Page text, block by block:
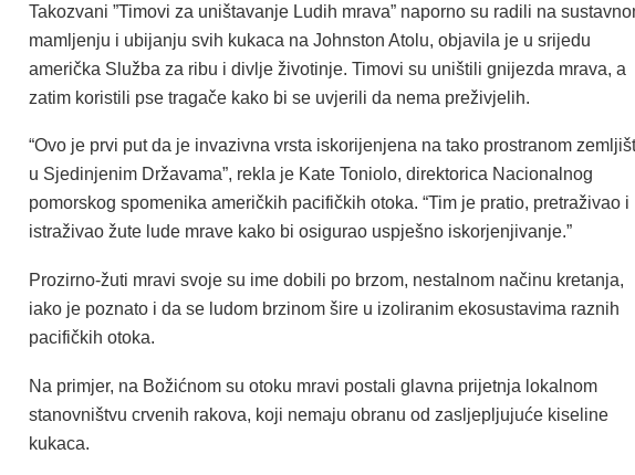
Takozvani ”Timovi za uništavanje Ludih mrava” naporno su radili na
mamljenju i ubijanju svih kukaca na Johnston Atolu, objavila je u srijedu
američka Služba za ribu i divlje životinje. Timovi su uništili gnijezda mrava, a
zatim koristili pse tragače kako bi se uvjerili da nema preživjelih.
“Ovo je prvi put da je invazivna vrsta iskorijenjena na tako prostranom
u Sjedinjenim Državama”, rekla je Kate Toniolo, direktorica Nacionalnog
pomorskog spomenika američkih pacifičkih otoka. “Tim je pratio, pretraživao i
istraživao žute lude mrave kako bi osigurao uspješno iskorjenjivanje.”
Prozirno-žuti mravi svoje su ime dobili po brzom, nestalnom načinu kretanja,
iako je poznato i da se ludom brzinom šire u izoliranim ekosustavima raznih
pacifičkih otoka.
Na primjer, na Božićnom su otoku mravi postali glavna prijetnja lokalnom
stanovništvu crvenih rakova, koji nemaju obranu od zasljepljujuće kiseline
kukaca.